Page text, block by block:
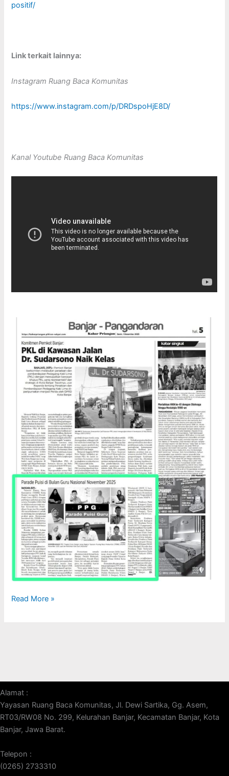
positif/
Link terkait lainnya:
Instagram Ruang Baca Komunitas
https://www.instagram.com/p/DRDspoHjE8D/
Kanal Youtube Ruang Baca Komunitas
Read More »
Alamat :
Yayasan Ruang Baca Komunitas, Jl. Dewi Sartika, Gg. Asem,
RT03/RW08 No. 299, Kelurahan Banjar, Kecamatan Banjar, Kota
Banjar, Jawa Barat.
Telepon :
(0265) 2733310